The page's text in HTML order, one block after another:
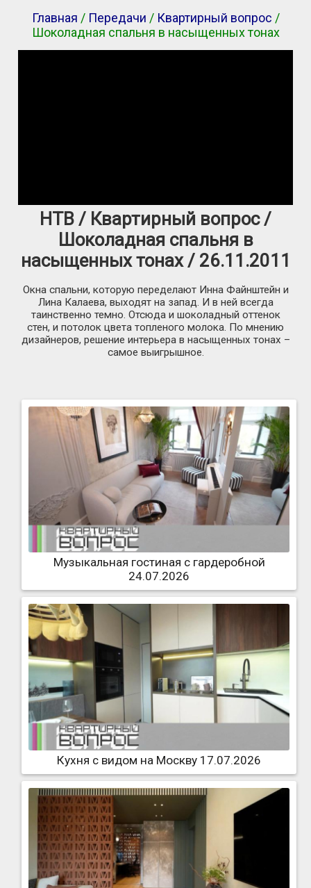
Главная / Передачи / Квартирный вопрос /
Шоколадная спальня в насыщенных тонах
НТВ / Квартирный вопрос /
Шоколадная спальня в
насыщенных тонах / 26.11.2011
Окна спальни, которую переделают Инна Файнштейн и
Лина Калаева, выходят на запад. И в ней всегда
таинственно темно. Отсюда и шоколадный оттенок
стен, и потолок цвета топленого молока. По мнению
дизайнеров, решение интерьера в насыщенных тонах –
самое выигрышное.
Музыкальная гостиная с гардеробной
24.07.2026
Кухня с видом на Москву 17.07.2026